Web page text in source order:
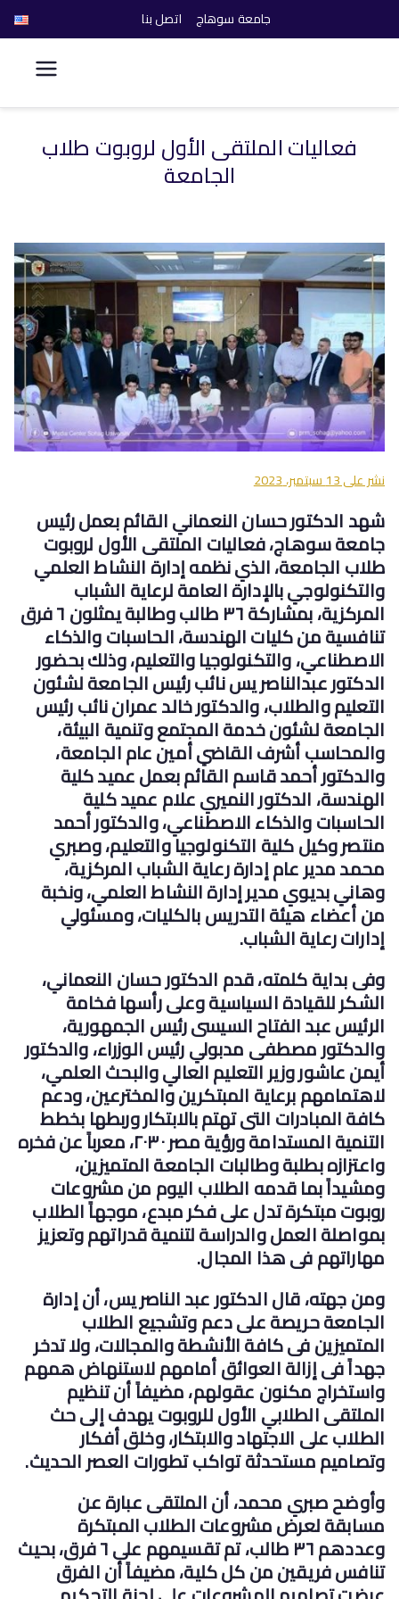
جامعة سوهاج اتصل بنا
كلية الحاسبات والذكاء
الاصطناعي
فعاليات الملتقى الأول لروبوت طلاب
الجامعة
نشر على13 سبتمبر، 2023
شهد الدكتور حسان النعماني القائم بعمل رئيس
جامعة سوهاج، فعاليات الملتقى الأول لروبوت
طلاب الجامعة، الذي نظمه إدارة النشاط العلمي
والتكنولوجي بالإدارة العامة لرعاية الشباب
المركزية، بمشاركة ٣٦ طالب وطالبة يمثلون ٦ فرق
تنافسية من كليات الهندسة، الحاسبات والذكاء
الاصطناعي، والتكنولوجيا والتعليم، وذلك بحضور
الدكتور عبدالناصر يس نائب رئيس الجامعة لشئون
التعليم والطلاب، والدكتور خالد عمران نائب رئيس
الجامعة لشئون خدمة المجتمع وتنمية البيئة،
والمحاسب أشرف القاضي أمين عام الجامعة،
والدكتور أحمد قاسم القائم بعمل عميد كلية
الهندسة، الدكتور النميري علام عميد كلية
الحاسبات والذكاء الاصطناعي، والدكتور أحمد
منتصر وكيل كلية التكنولوجيا والتعليم، وصبري
محمد مدير عام إدارة رعاية الشباب المركزية،
وهاني بديوي مدير إدارة النشاط العلمي، ونخبة
من أعضاء هيئة التدريس بالكليات، ومسئولي
إدارات رعاية الشباب.
وفى بداية كلمته، قدم الدكتور حسان النعماني،
الشكر للقيادة السياسية وعلى رأسها فخامة
الرئيس عبد الفتاح السيسى رئيس الجمهورية،
والدكتور مصطفى مدبولي رئيس الوزراء، والدكتور
أيمن عاشور وزير التعليم العالي والبحث العلمي،
لاهتمامهم برعاية المبتكرين والمخترعين، ودعم
كافة المبادرات التى تهتم بالابتكار وربطها بخطط
التنمية المستدامة ورؤية مصر ٢٠٣٠، معرباً عن فخره
واعتزازه بطلبة وطالبات الجامعة المتميزين،
ومشيداً بما قدمه الطلاب اليوم من مشروعات
روبوت مبتكرة تدل على فكر مبدع، موجهاً الطلاب
بمواصلة العمل والدراسة لتنمية قدراتهم وتعزيز
مهاراتهم فى هذا المجال.
ومن جهته، قال الدكتور عبد الناصر يس، أن إدارة
الجامعة حريصة على دعم وتشجيع الطلاب
المتميزين فى كافة الأنشطة والمجالات، ولا تدخر
جهداً فى إزالة العوائق أمامهم لاستنهاض همهم
واستخراج مكنون عقولهم، مضيفاً أن تنظيم
الملتقى الطلابي الأول للروبوت يهدف إلى حث
الطلاب على الاجتهاد والابتكار، وخلق أفكار
وتصاميم مستحدثة تواكب تطورات العصر الحديث.
وأوضح صبري محمد، أن الملتقى عبارة عن
مسابقة لعرض مشروعات الطلاب المبتكرة
وعددهم ٣٦ طالب، تم تقسيمهم على ٦ فرق، بحيث
تنافس فريقين من كل كلية، مضيفاً أن الفرق